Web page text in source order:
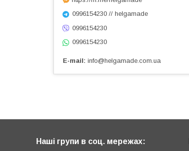
0996154230 // helgamade
0996154230
0996154230
E-mail info@helgamade.com.ua
Наші групи в соц. мережах: